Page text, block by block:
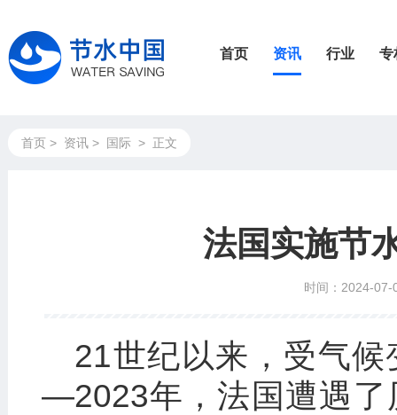
首页 资讯 行业 专
首页> 资讯> 国际 > 正文
法国实施节
时间：2024-07-
21世纪以来，受气
—2023年，法国遭遇了